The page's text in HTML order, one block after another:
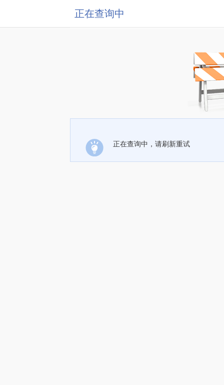
正在查询中
正在查询中，请刷新重试